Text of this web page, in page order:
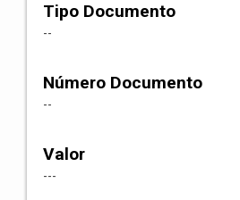
Tipo Documento
--
Número Documento
--
Valor
---